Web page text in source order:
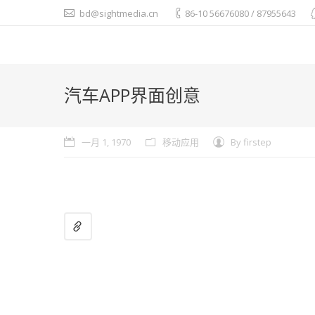
bd@sightmedia.cn 86-10 56676080 / 87955643
汽车APP界面创意
一月 1, 1970 移动应用 By firstep